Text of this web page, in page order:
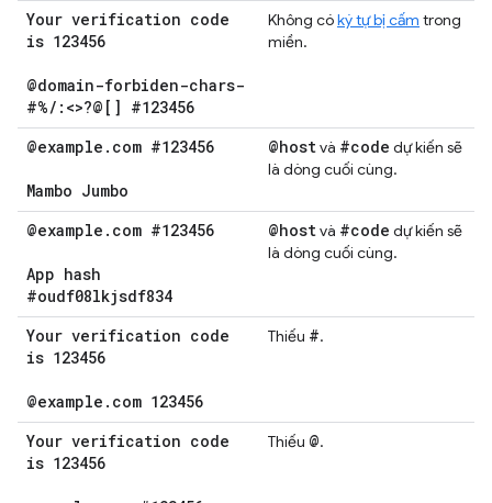
Your verification code
is 123456
@domain-forbiden-chars-
#%/ :<>?@[] #123456
Không cóký tự bị cấm trong
miền.
@example . com #123456
Mambo Jumbo
@hostvà #code dự kiến sẽ
là dòng cuối cùng.
@example . com #123456
App hash
#oudf08lkjsdf834
@hostvà #code dự kiến sẽ
là dòng cuối cùng.
Your verification code
is 123456
@example . com 123456
Thiếu #.
Your verification code
is 123456
Thiếu @.